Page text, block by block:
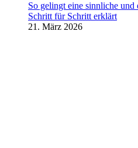
So gelingt eine sinnliche
Schritt für Schritt erklärt
21. März 2026